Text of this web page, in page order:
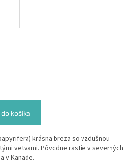
košíka
krásna breza so vzdušnou
vetvami. Pôvodne rastie v severných
v Kanade.